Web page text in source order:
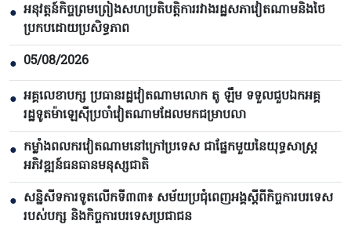
● អនុវត្តន៍កិច្ចព្រមព្រៀងសហប្រតិបត្តិការរវាងរដ្ឋសភាវៀតណាមនិងថៃ
ប្រកបដោយប្រសិទ្ធភាព
● 05/08/2026
● អគ្គលេខាបក្ស ប្រធានរដ្ឋវៀតណាមលោក តូ ឡឹម ទទួលជួបឯកអគ្គ
រដ្ឋទូតម៉ាឡេស៊ីប្រចាំវៀតណាមដែលមកជម្រាបលា
● កម្លាំងពលករ​វៀតណាមនៅក្រៅប្រទេស ជាផ្នែកមួយនៃយុទ្ធសាស្ត្រ
អភិវឌ្ឍន៍ធនធានមនុស្សជាតិ
● សន្និសីទការទូតលើកទី៣៣៖ សម័យប្រជុំពេញអង្គស្តីពីកិច្ច​ការបរទេស
របស់​បក្ស និងកិច្ច​ការបរទេសប្រជាជន